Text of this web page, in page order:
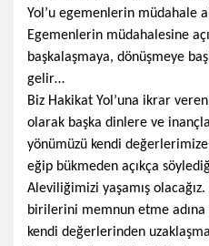
Yol’u egemenlerin müdahale
Egemenlerin müdahalesine
başkalaşmaya, dönüşmeye
gelir…
Biz Hakikat Yol’una ikrar
olarak başka dinlere ve
yönümüzü kendi
eğip bükmeden açıkça
Aleviliğimizi yaşamış
birilerini memnun etme
kendi değerlerinden